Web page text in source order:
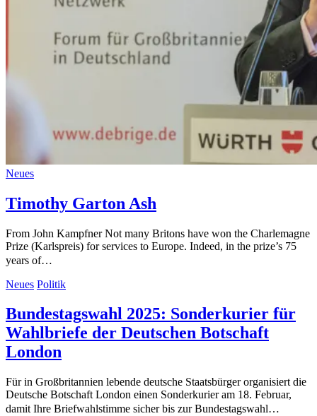
Neues
Timothy Garton Ash
From John Kampfner Not many Britons have won the Charlemagne
Prize (Karlspreis) for services to Europe. Indeed, in the prize’s 75
years of…
Neues Politik
Bundestagswahl 2025: Sonderkurier für
Wahlbriefe der Deutschen Botschaft
London
Für in Großbritannien lebende deutsche Staatsbürger organisiert die
Deutsche Botschaft London einen Sonderkurier am 18. Februar,
damit Ihre Briefwahlstimme sicher bis zur Bundestagswahl…